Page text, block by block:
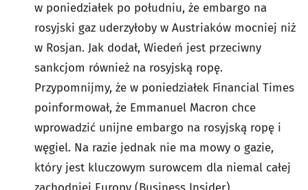
w poniedziałek po południu, że embargo na
rosyjski gaz uderzyłoby w Austriaków mocniej niż
w Rosjan. Jak dodał, Wiedeń jest przeciwny
sankcjom również na rosyjską ropę.
Przypomnijmy, że w poniedziałek Financial Times
poinformował, że Emmanuel Macron chce
wprowadzić unijne embargo na rosyjską ropę i
węgiel. Na razie jednak nie ma mowy o gazie,
który jest kluczowym surowcem dla niemal całej